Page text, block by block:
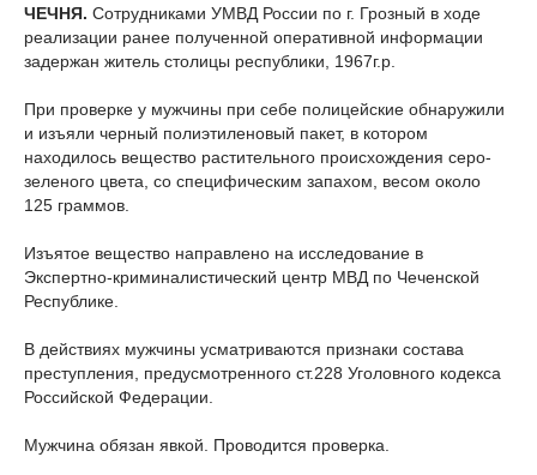
ЧЕЧНЯ. Сотрудниками УМВД России по г. Грозный в ходе
реализации ранее полученной оперативной информации
задержан житель столицы республики, 1967г.р.
При проверке у мужчины при себе полицейские обнаружили
и изъяли черный полиэтиленовый пакет, в котором
находилось вещество растительного происхождения серо-
зеленого цвета, со специфическим запахом, весом около
125 граммов.
Изъятое вещество направлено на исследование в
Экспертно-криминалистический центр МВД по Чеченской
Республике.
В действиях мужчины усматриваются признаки состава
преступления, предусмотренного ст.228 Уголовного кодекса
Российской Федерации.
Мужчина обязан явкой. Проводится проверка.